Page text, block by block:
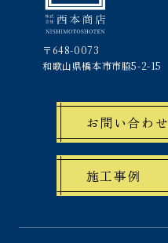
〒648-0073
和歌山県橋本市市脇5-2-15
お問い合わせ
施工事例